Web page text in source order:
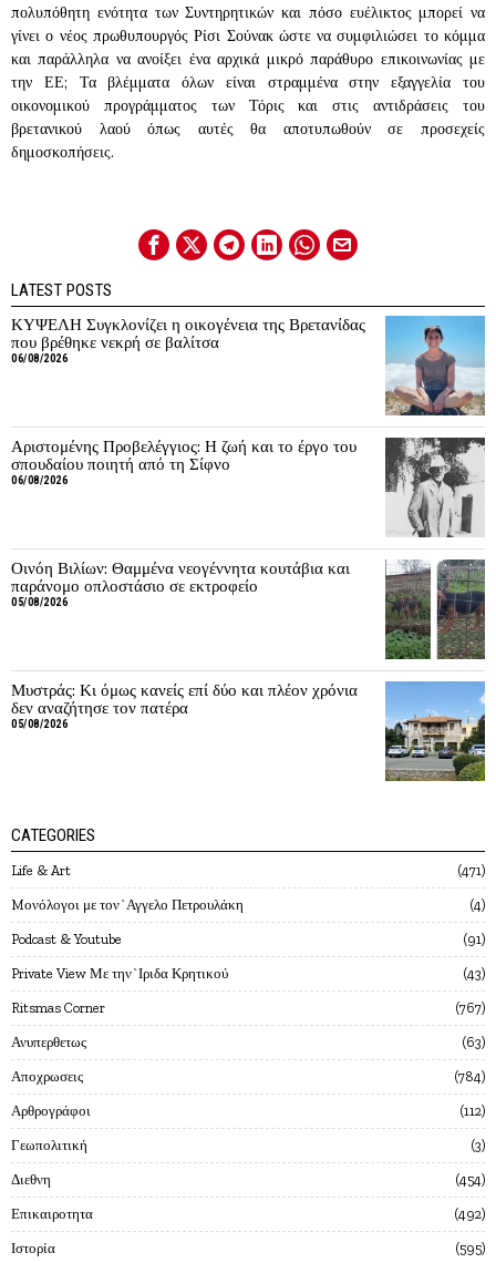
πολυπόθητη ενότητα των Συντηρητικών και πόσο ευέλικτος μπορεί να
γίνει ο νέος πρωθυπουργός Ρίσι Σούνακ ώστε να συμφιλιώσει το κόμμα
και παράλληλα να ανοίξει ένα αρχικά μικρό παράθυρο επικοινωνίας με
την ΕΕ; Τα βλέμματα όλων είναι στραμμένα στην εξαγγελία του
οικονομικού προγράμματος των Τόρις και στις αντιδράσεις του
βρετανικού λαού όπως αυτές θα αποτυπωθούν σε προσεχείς
δημοσκοπήσεις.
LATEST POSTS
ΚΥΨΕΛΗ Συγκλονίζει η οικογένεια της Βρετανίδας
που βρέθηκε νεκρή σε βαλίτσα
06/08/2026
Αριστομένης Προβελέγγιος: Η ζωή και το έργο του
σπουδαίου ποιητή από τη Σίφνο
06/08/2026
Οινόη Βιλίων: Θαμμένα νεογέννητα κουτάβια και
παράνομο οπλοστάσιο σε εκτροφείο
05/08/2026
Μυστράς: Κι όμως κανείς επί δύο και πλέον χρόνια
δεν αναζήτησε τον πατέρα
05/08/2026
CATEGORIES
Life & Art 471
Mονόλογοι με τον`Αγγελο Πετρουλάκη 4
Podcast & Youtube 91
Private View Με την`Ιριδα Κρητικού 43
Ritsmas Corner 767
Ανυπερθετως 63
Αποχρωσεις 784
Αρθρογράφοι 112
Γεωπολιτική 3
Διεθνη 454
Επικαιροτητα 492
Ιστορία 595